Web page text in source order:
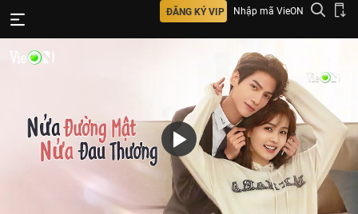
ĐĂNG KÝ VIP Nhập mã VieON